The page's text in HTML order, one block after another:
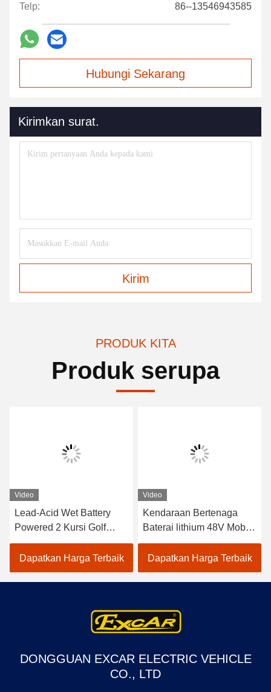
Telp: 86--13546943585
Hubungi Sekarang
Kirimkan surat.
Kirim
PRODUK KITA
Produk serupa
Video
Lead-Acid Wet Battery
Powered 2 Kursi Golf
Carts / Electric Buggy Car
Golf
Dapatkan Harga Terbaik
Video
Kendaraan Bertenaga
Baterai lithium 48V Mobil
Golf Listrik EXCAR
A1S6+2 Putih
Dapatkan Harga Terbaik
DONGGUAN EXCAR ELECTRIC VEHICLE
CO., LTD